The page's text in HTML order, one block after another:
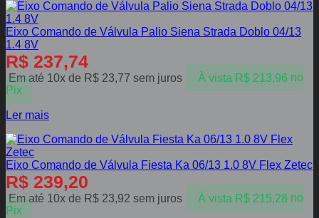
Eixo Comando de Válvula Palio Siena Strada Doblo 04/13
1.4 8V
R$ 237,74
Em até 10x de R$ 23,77 sem juros À vista R$213,96 no
Pix
Ler mais
Eixo Comando de Válvula Fiesta Ka 06/13 1.0 8V Flex Zetec
R$ 239,20
Em até 10x de R$ 23,92 sem juros À vista R$215,28 no
Pix